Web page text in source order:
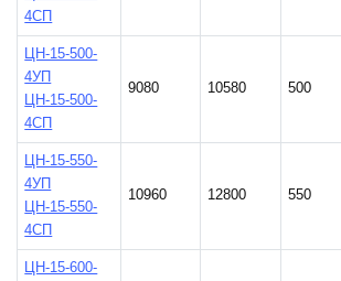
4СП
ЦН-15-500-
4УП
ЦН-15-500-
4СП
9080 10580 500
ЦН-15-550-
4УП
ЦН-15-550-
4СП
10960 12800 550
ЦН-15-600-